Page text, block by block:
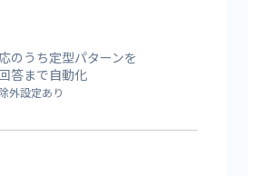
のうち定型パターンを
答まで自動化
外設定あり